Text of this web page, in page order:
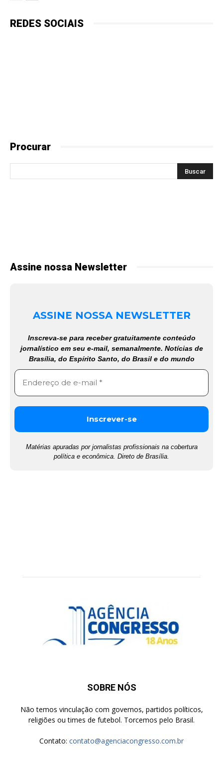
REDES SOCIAIS
Procurar
Assine nossa Newsletter
ASSINE NOSSA NEWSLETTER
Inscreva-se para receber gratuitamente conteúdo
jornalístico em seu e-mail, semanalmente. Notícias de
Brasília, do Espírito Santo, do Brasil e do mundo
Matérias apuradas por jornalistas profissionais na cobertura
política e econômica. Direto de Brasília.
SOBRE NÓS
Não temos vinculação com governos, partidos políticos,
religiões ou times de futebol. Torcemos pelo Brasil.
Contato: contato@agenciacongresso.com.br